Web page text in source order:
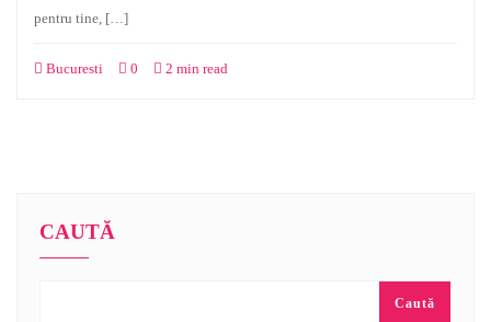
pentru tine, […]
Bucuresti 0 2 min read
CAUTĂ
Caută